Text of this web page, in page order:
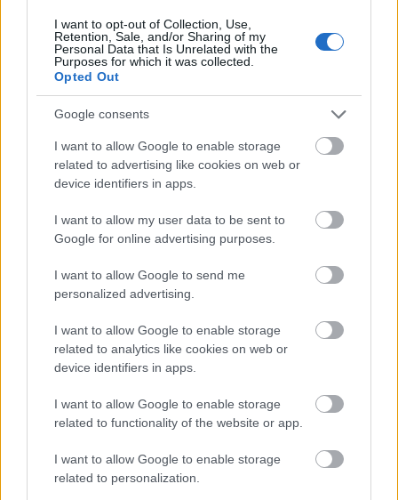
I want to opt-out of Collection, Use,
Retention, Sale, and/or Sharing of my
Personal Data that Is Unrelated with the
Purposes for which it was collected.
Opted Out
Google consents
I want to allow Google to enable storage
related to advertising like cookies on web or
device identifiers in apps.
I want to allow my user data to be sent to
Google for online advertising purposes.
I want to allow Google to send me
personalized advertising.
I want to allow Google to enable storage
related to analytics like cookies on web or
device identifiers in apps.
I want to allow Google to enable storage
related to functionality of the website or app.
I want to allow Google to enable storage
related to personalization.
frequently, sometimes, occasionally, rarely,
seldom, ever, never, hardly ever, nearly always,
every …, once a …, twice a …
Future with TO BE GOING TO (Ο Μέλλοντας με
Simple Future (Ο Απλός Μέλλοντας) / Will - ’ll
(Θα) / Won’t (Δεν Θα) / There Will Be (Θα
The Past of TO BE (Ο Αόριστος του ΕΙΜΑΙ) /
Was (Ήμουν – Ήταν) / Were (Ήσουν – Ήμασταν
- Ήσασταν – Ήταν) / There Was - There Were
(Υπήρχε – Υπήρχαν) / ___Was Born (Γεννήθηκα
– Γεννήθηκε) / ___Were Born (Γεννήθηκες –
Γεννηθήκαμε – Γεννηθήκατε - Γεννήθηκαν)
Ομαλός) / –ed (Η Κατάληξη στον Ομαλό Απλό
Αόριστο) / Did – Did nοt - Didn’t. (Το Βοηθητικό
του Απλού Αόριστου για την Ερώτηση και την
Άρνηση)